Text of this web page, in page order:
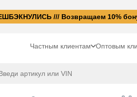
/// Возвращаем 10%
Частным клиентам Оптовым